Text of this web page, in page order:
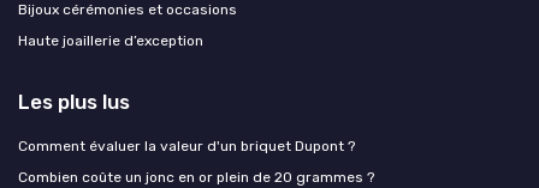
Bijoux cérémonies et occasions
Haute joaillerie d’exception
Les plus lus
Comment évaluer la valeur d'un briquet Dupont ?
Combien coûte un jonc en or plein de 20 grammes ?